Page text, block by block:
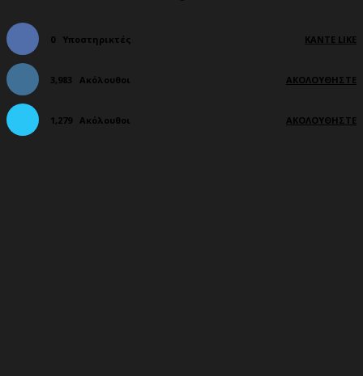
0 Υποστηρικτές ΚΆΝΤΕ LIKE
3,983 Ακόλουθοι ΑΚΟΛΟΥΘΉΣΤΕ
1,279 Ακόλουθοι ΑΚΟΛΟΥΘΉΣΤΕ